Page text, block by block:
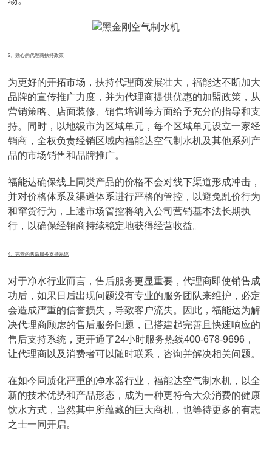
3、贴心的代理商扶持政策
为更好的开拓市场，扶持代理商发展壮大，福能达不断加大
品牌的宣传推广力度，并为代理商提供优惠的加盟政策，从
营销策略、店面装修、销售培训等方面给予充分的指导和支
持。同时，以地级市为区域单元，每个区域单元设立一家经
销商，全权负责经销区域内福能达空气制水机及其他系列产
品的市场销售和品牌推广。
福能达确保线上同类产品的价格不会对线下渠道形成冲击，
并对价格体系及渠道体系进行严格的管控，以避免乱价行为
和窜货行为，上述市场管控将纳入公司营销基本法长期执
行，以确保经销商持续稳定地获得经营收益。
4、完善的售后服务支持系统
对于净水行业而言，售后服务更显重要，代理商即使销售成
功后，如果日后出现问题没有专业的服务团队来维护，必定
会造成严重的信誉损失，导致客户流失。因此，福能达为解
决代理商顾虑的售后服务问题，已搭建起完善且快速响应的
售后支持系统，更开通了24小时服务热线400-678-9696，
让代理商以及消费者可以随时联系，咨询并解决相关问题。
在如今同质化严重的净水器行业，福能达空气制水机，以全
新的技术优势和产品形态，成为一种更符合大众消费的健康
饮水方式，当然其中所蕴藏的巨大商机，也等待更多的有志
之士一同开启。